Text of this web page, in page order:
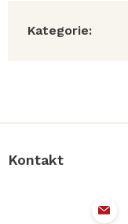
Kategorie:
Kontakt